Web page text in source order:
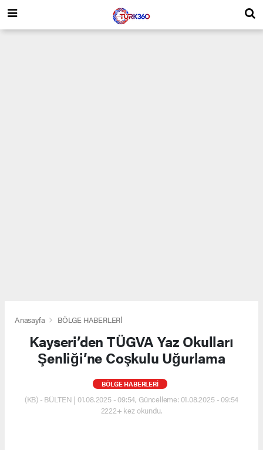
Anasayfa BÖLGE HABERLERİ
Kayseri’den TÜGVA Yaz Okulları
Şenliği’ne Coşkulu Uğurlama
BÖLGE HABERLERİ
(KB) - BÜLTEN | 01.08.2025 - 09:54, Güncelleme: 01.08.2025 - 09:54
2222+ kez okundu.